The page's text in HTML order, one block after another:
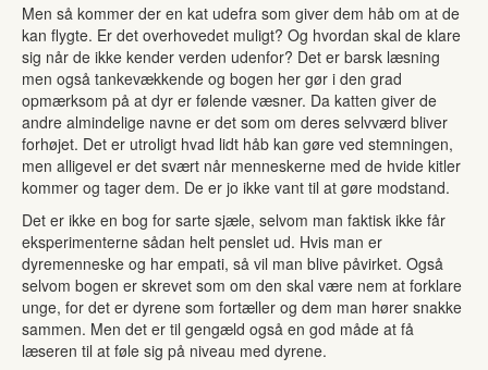
Men så kommer der en kat udefra som giver dem håb om at de
kan flygte. Er det overhovedet muligt? Og hvordan skal de klare
sig når de ikke kender verden udenfor? Det er barsk læsning
men også tankevækkende og bogen her gør i den grad
opmærksom på at dyr er følende væsner. Da katten giver de
andre almindelige navne er det som om deres selvværd bliver
forhøjet. Det er utroligt hvad lidt håb kan gøre ved stemningen,
men alligevel er det svært når menneskerne med de hvide kitler
kommer og tager dem. De er jo ikke vant til at gøre modstand.
Det er ikke en bog for sarte sjæle, selvom man faktisk ikke får
eksperimenterne sådan helt penslet ud. Hvis man er
dyremenneske og har empati, så vil man blive påvirket. Også
selvom bogen er skrevet som om den skal være nem at forklare
unge, for det er dyrene som fortæller og dem man hører snakke
sammen. Men det er til gengæld også en god måde at få
læseren til at føle sig på niveau med dyrene.